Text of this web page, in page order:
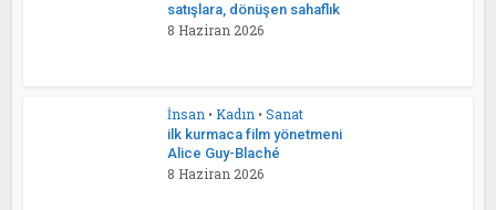
satışlara, dönüşen sahaflık
8 Haziran 2026
İnsan • Kadın • Sanat
ilk kurmaca film yönetmeni
Alice Guy-Blaché
8 Haziran 2026